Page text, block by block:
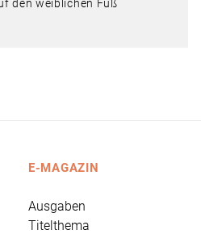
den weiblichen Fuß
E-MAGAZIN
Ausgaben
Titelthema